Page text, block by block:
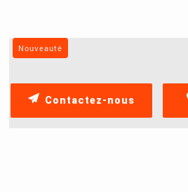
Nouveauté
Contactez-nous